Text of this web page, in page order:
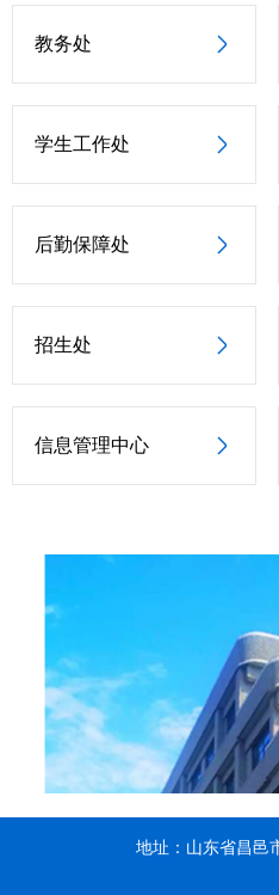
教务处
学生工作处
后勤保障处
招生处
信息管理中心
地址：山东省昌邑